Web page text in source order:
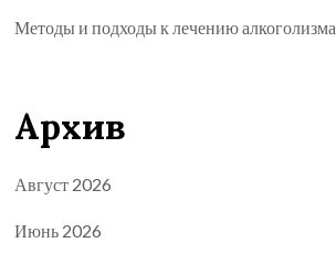
Методы и подходы к лечению алкоголизма
Архив
Август 2026
Июнь 2026